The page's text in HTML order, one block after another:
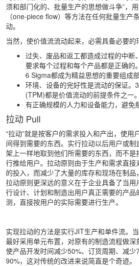
须和部门化的、批量生产的思想做斗争”，
（one-piece flow）等方法在任何批量生产
动。
当然，使价值流流动起来，必需具备必要的
过失、废品和返工都造成过程的中断
要求每个过程和每个产品都是正确的
6 Sigma都成为精益思想的重要组成部
环境、设备的完好性是流动的保证。
(TPM)都是价值流动的前提条件之一。
有正确规模的人力和设备能力，避免
拉动 Pull
“拉动”就是按客户的需求投入和产出，使用
间得到需要的东西。实行拉动以后用户或
架上一样地取到他们所需要的东西，而不
行推给用户。拉动原则由于生产和需求直
的投入，而减少了大量的库存和现场在制品
拉动原则更深远的意义在于企业具备了当
行设计、计划和制造出用户真正需要的产
测，直接按用户的实际需要进行生产。
实现拉动的方法是实行JIT生产和单件流。
最好采用单元布置，对原有的制造流程做
使产品开发时间减少50%、订货周期、减
90%，这对传统的改进来说简直是个奇迹。